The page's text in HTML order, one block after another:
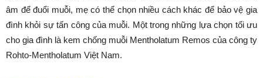
âm để đuổi muỗi, mẹ có thể chọn nhiều cách khác để bảo vệ gia
đình khỏi sự tấn công của muỗi. Một trong những lựa chọn tối ưu
cho gia đình là kem chống muỗi Mentholatum Remos của công ty
Rohto-Mentholatum Việt Nam.